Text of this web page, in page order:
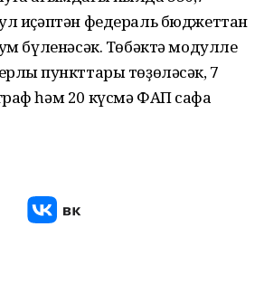
иҫәптән федераль бюджеттан
бүленәсәк. Төбәктә модулле
пункттары төҙөләсәк, 7
һәм 20 күсмә ФАП сафҡа